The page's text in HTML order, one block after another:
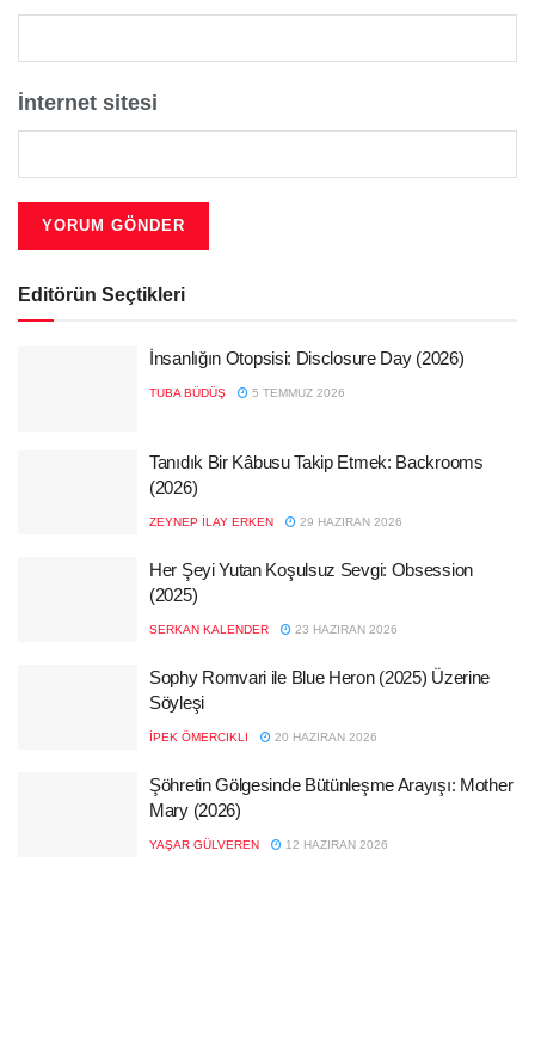
İnternet sitesi
Editörün Seçtikleri
İnsanlığın Otopsisi: Disclosure Day (2026)
TUBA BÜDÜŞ 5 TEMMUZ 2026
Tanıdık Bir Kâbusu Takip Etmek: Backrooms
(2026)
ZEYNEP İLAY ERKEN 29 HAZIRAN 2026
Her Şeyi Yutan Koşulsuz Sevgi: Obsession
(2025)
SERKAN KALENDER 23 HAZIRAN 2026
Sophy Romvari ile Blue Heron (2025) Üzerine
Söyleşi
İPEK ÖMERCIKLI 20 HAZIRAN 2026
Şöhretin Gölgesinde Bütünleşme Arayışı: Mother
Mary (2026)
YAŞAR GÜLVEREN 12 HAZIRAN 2026